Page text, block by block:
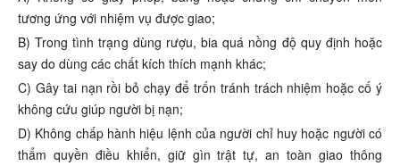
tương ứng với nhiệm vụ được giao;
B) Trong tình trạng dùng rượu, bia quá nồng độ quy định hoặc
say do dùng các chất kích thích mạnh khác;
C) Gây tai nạn rồi bỏ chạy để trốn tránh trách nhiệm hoặc cố ý
không cứu giúp người bị nạn;
D) Không chấp hành hiệu lệnh của người chỉ huy hoặc người có
thẩm quyền điều khiển, giữ gìn trật tự, an toàn giao thông